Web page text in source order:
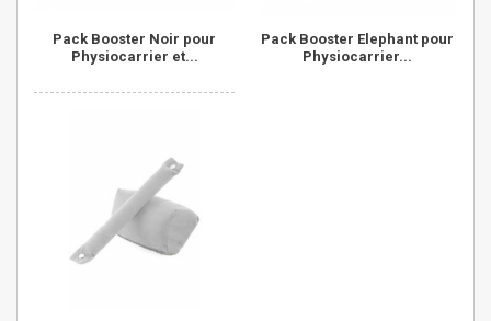
Pack Booster Noir pour
Physiocarrier et...
Pack Booster Elephant pour
Physiocarrier...